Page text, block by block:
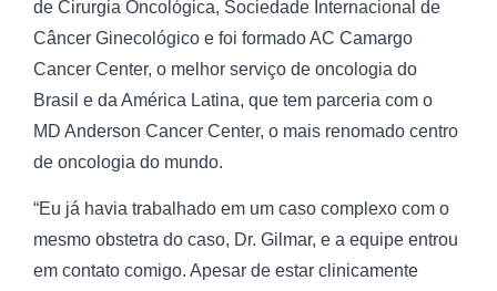
de Cirurgia Oncológica, Sociedade Internacional de
Câncer Ginecológico e foi formado AC Camargo
Cancer Center, o melhor serviço de oncologia do
Brasil e da América Latina, que tem parceria com o
MD Anderson Cancer Center, o mais renomado centro
de oncologia do mundo.
“Eu já havia trabalhado em um caso complexo com o
mesmo obstetra do caso, Dr. Gilmar, e a equipe entrou
em contato comigo. Apesar de estar clinicamente